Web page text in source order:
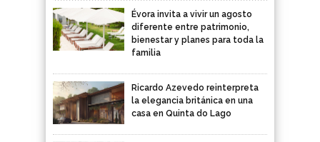
Évora invita a vivir un agosto
diferente entre patrimonio,
bienestar y planes para toda la
familia
Ricardo Azevedo reinterpreta
la elegancia británica en una
casa en Quinta do Lago